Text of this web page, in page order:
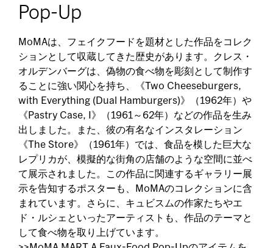
Pop-Up
MoMAは、フェイクフードを題材とした作品をコレク
ションとして収蔵してきた歴史があります。クレス・
オルデンバーグは、偽物の食べ物を彫刻として制作す
ることに強い関心を持ち、《Two Cheeseburgers,
with Everything (Dual Hamburgers)》（1962年）や
《Pastry Case, I》（1961～62年）などの作品を生み
出しました。また、彼の有名なインスタレーション
《The Store》（1961年）では、食品を模した巨大な
レプリカが、模擬的な街角の店舗のような空間に並べ
て展示されました。この作品に関連するギャラリー展
示を告知するポスターも、MoMAのコレクションに含
まれています。さらに、キュビスムの作家たちやエ
ド・ルシェといったアーティストも、作品のテーマと
して食べ物を取り上げています。